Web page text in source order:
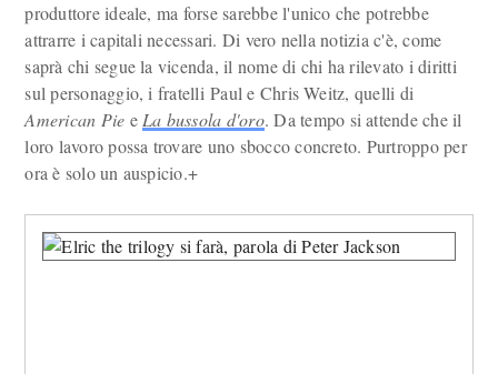
produttore ideale, ma forse sarebbe l'unico che potrebbe
attrarre i capitali necessari. Di vero nella notizia c'è, come
saprà chi segue la vicenda, il nome di chi ha rilevato i diritti
sul personaggio, i fratelli Paul e Chris Weitz, quelli di
American Pie e La bussola d'oro. Da tempo si attende che il
loro lavoro possa trovare uno sbocco concreto. Purtroppo per
ora è solo un auspicio.+